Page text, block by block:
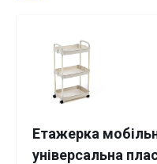
Етажерка
універсальна